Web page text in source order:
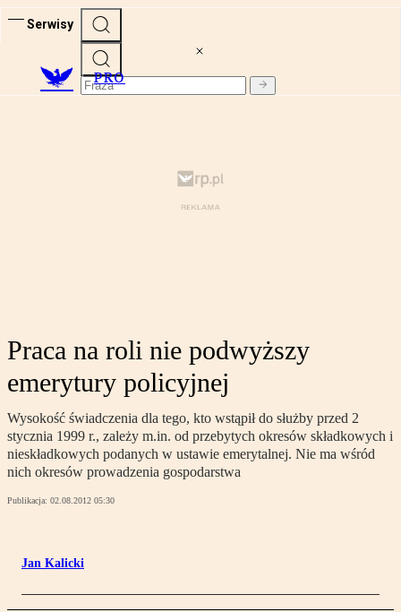
Serwisy
PRO
Praca na roli nie podwyższy
emerytury policyjnej
Wysokość świadczenia dla tego, kto wstąpił do służby przed 2
stycznia 1999 r., zależy m.in. od przebytych okresów składkowych i
nieskładkowych podanych w ustawie emerytalnej. Nie ma wśród
nich okresów prowadzenia gospodarstwa
Publikacja: 02.08.2012 05:30
Jan Kalicki